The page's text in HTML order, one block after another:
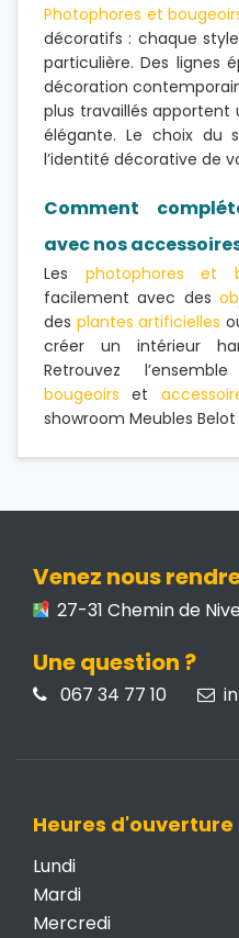
Photophores et
décoratifs : chaque
particulière. Des lignes
décoration
plus travaillés
élégante. Le choix du
l’identité décorative de
Comment
avec nos
Les photophores et
facilement avec des
des plantes artificielles
créer un intérieur
Retrouvez
bougeoirs et
showroom Meubles Belot
Venez nous
27-31 Chemin de
Une question ?
067 34 77 10
Heures d'ouverture
Lundi
Mardi
Mercredi